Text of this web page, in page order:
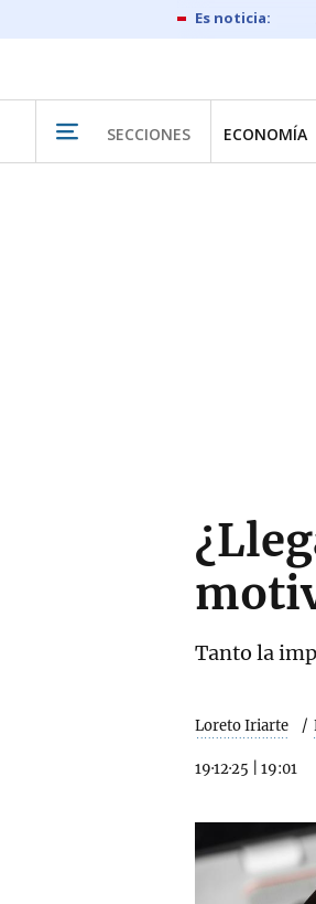
SECCIONES ECONOMÍA
Tanto la
Loreto Iriarte
19·12·25 19:01